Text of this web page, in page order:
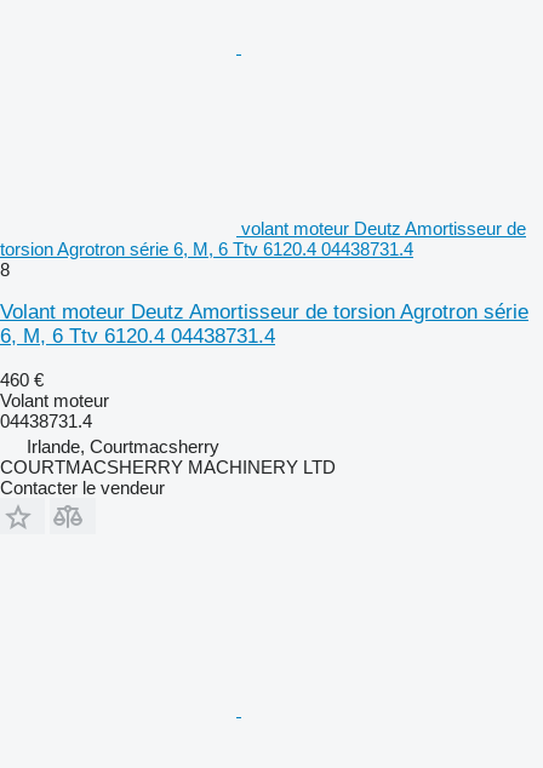
volant moteur Deutz Amortisseur de
torsion Agrotron série 6, M, 6 Ttv 6120.4 04438731.4
8
Volant moteur Deutz Amortisseur de torsion Agrotron série
6, M, 6 Ttv 6120.4 04438731.4
460 €
Volant moteur
04438731.4
Irlande, Courtmacsherry
COURTMACSHERRY MACHINERY LTD
Contacter le vendeur